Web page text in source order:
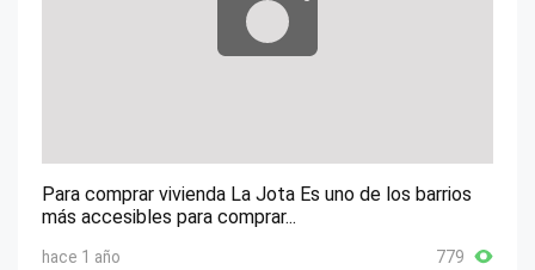
Para comprar vivienda La Jota Es uno de los barrios
más accesibles para comprar...
hace 1 año 779